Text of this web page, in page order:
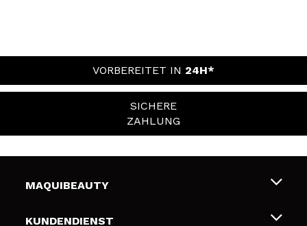
VORBEREITET IN 24H*
SICHERE
ZAHLUNG
MAQUIBEAUTY
Über uns
KUNDENDIENST